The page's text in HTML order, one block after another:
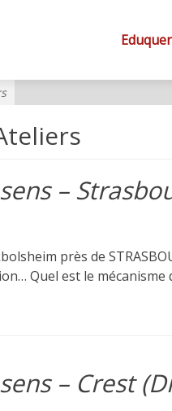
Menu
Eduquer
–
près de
Quel est le mécanisme
– Crest